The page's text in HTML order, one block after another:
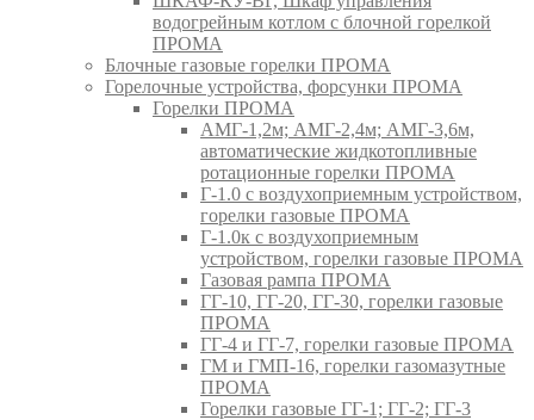
водогрейным котлом с блочной горелкой
ПРОМА
Блочные газовые горелки ПРОМА
Горелочные устройства, форсунки ПРОМА
Горелки ПРОМА
АМГ-1,2м; АМГ-2,4м; АМГ-3,6м,
автоматические жидкотопливные
ротационные горелки ПРОМА
Г-1.0 с воздухоприемным устройством,
горелки газовые ПРОМА
Г-1.0к с воздухоприемным
устройством, горелки газовые ПРОМА
Газовая рампа ПРОМА
ГГ-10, ГГ-20, ГГ-30, горелки газовые
ПРОМА
ГГ-4 и ГГ-7, горелки газовые ПРОМА
ГМ и ГМП-16, горелки газомазутные
ПРОМА
Горелки газовые ГГ-1; ГГ-2; ГГ-3